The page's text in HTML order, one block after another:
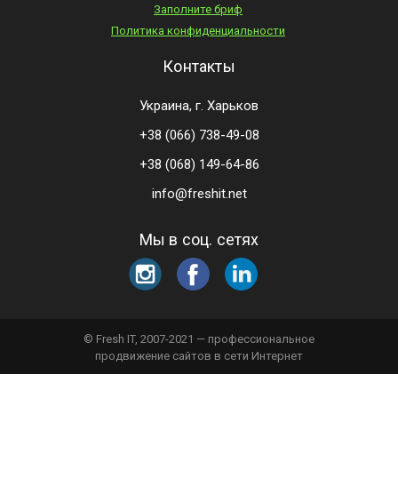
Заполните бриф
Политика конфиденциальности
Контакты
Украина, г. Харьков
+38 (066) 738-49-08
+38 (068) 149-64-86
info@freshit.net
Мы в соц. сетях
© Fresh IT, 2007-2021 — профессиональное
продвижение сайтов в сети Интернет